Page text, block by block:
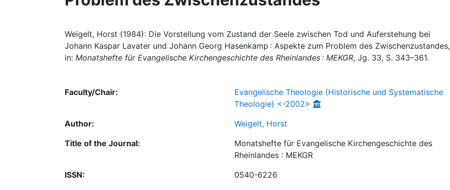
Weigelt, Horst (1984): Die Vorstellung vom Zustand der Seele zwischen Tod und Auferstehung bei
Johann Kaspar Lavater und Johann Georg Hasenkamp : Aspekte zum Problem des Zwischenzustandes,
in: Monatshefte für Evangelische Kirchengeschichte des Rheinlandes : MEKGR, Jg. 33, S. 343–361.
Faculty/Chair:
Evangelische Theologie (Historische und Systematische
Theologie) <-2002>
Author:
Weigelt, Horst
Title of the Journal:
Monatshefte für Evangelische Kirchengeschichte des
Rheinlandes : MEKGR
ISSN:
0540-6226